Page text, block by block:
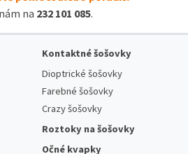
na 232 101 085.
Kontaktné šošovky
Dioptrické šošovky
Farebné šošovky
Crazy šošovky
Roztoky na šošovky
Očné kvapky